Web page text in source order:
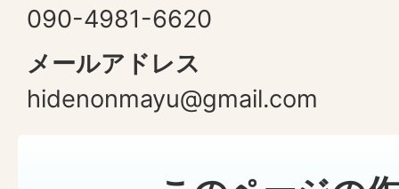
090-4981-6620
メールアドレス
hidenonmayu@gmail.com